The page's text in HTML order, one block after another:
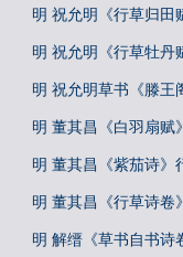
明 祝允明《行草归田
明 祝允明《行草牡丹
明 祝允明草书《滕王
明 董其昌《白羽扇赋
明 董其昌《紫茄诗》
明 董其昌《行草诗卷》
明 解缙《草书自书诗